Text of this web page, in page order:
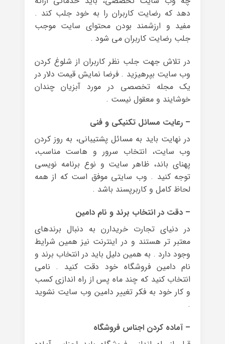
دهد که رضایت کاربران را به خود جلب کند .
مفید و ارزشمند بودن محتوای سایت موجب
جلب رضایت کاربران می شود .
در تلاش جهت جلب نظر کاربران از شلوغ کردن
وب سایت بپرهیزید . فرضا نمایش قیمت دلار در
یک مجله تخصصی در مورد آبزیان چندان
خوشایند و معقول نیست .
– رعایت مسائل تکنیکی و فنی
در نهایت باید به مسائل پشتیبانی، به روز کردن
وب سایت، انتخاب سرور و هاست مناسب،
پهنای باند، ظاهر سایت و نوع برنامه نویسی
توجه کنید . وب سایتی موفق است که از همه
لحاظ کامل و کاربرپسند باشد .
– دقت در انتخاب برند و نام دامین
در دنیای تجارت خریدارن به دنبال برندهای
معتبر تر هستند و در اینترنت نیز همین شرایط
وجود دارد . به همین دلیل باید در انتخاب برند و
نام دامین فروشگاه خود دقت کنید . نامی
انتخاب کنید که چند ماه پس از راه اندازی کسب
و کار خود به فکر تغییر دامین وب سایت نشوید
.
– آماده کردن اجناس فروشگاه